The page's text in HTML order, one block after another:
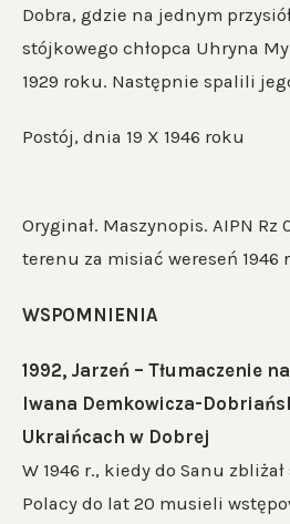
Dobra, gdzie na jednym
stójkowego chłopca Uhryna
1929 roku. Następnie spalili
Postój, dnia 19 X 1946 roku
Oryginał. Maszynopis. AIPN Rz
terenu za misiać wereseń 1946
WSPOMNIENIA
1992, Jarzeń – Tłumaczenie
Iwana Demkowicza-
Ukraińcach w Dobrej
W 1946 r., kiedy do Sanu
Polacy do lat 20 musieli